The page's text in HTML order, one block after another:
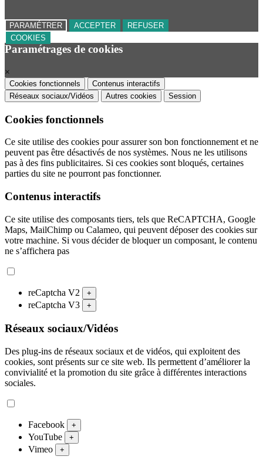
PARAMÉTRER ACCEPTER
REFUSER
COOKIES
Paramétrages de cookies
×
Cookies fonctionnels
Contenus interactifs
Réseaux sociaux/Vidéos
Autres cookies Session
Cookies fonctionnels
Ce site utilise des cookies pour assurer son bon fonctionnement et ne
peuvent pas être désactivés de nos systèmes. Nous ne les utilisons
pas à des fins publicitaires. Si ces cookies sont bloqués, certaines
parties du site ne pourront pas fonctionner.
Contenus interactifs
Ce site utilise des composants tiers, tels que ReCAPTCHA, Google
Maps, MailChimp ou Calameo, qui peuvent déposer des cookies sur
votre machine. Si vous décider de bloquer un composant, le contenu
ne s’affichera pas
reCaptcha V2 +
reCaptcha V3 +
Réseaux sociaux/Vidéos
Des plug-ins de réseaux sociaux et de vidéos, qui exploitent des
cookies, sont présents sur ce site web. Ils permettent d’améliorer la
convivialité et la promotion du site grâce à différentes interactions
sociales.
Facebook +
YouTube +
Vimeo +